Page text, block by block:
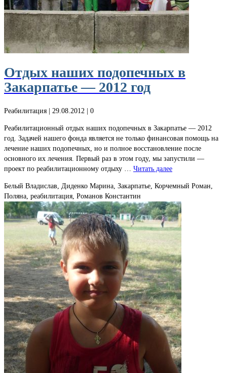
Отдых наших подопечных в
Закарпатье — 2012 год
Реабилитация | 29.08.2012 | 0
Реабилитационный отдых наших подопечных в Закарпатье — 2012
год. Задачей нашего фонда является не только финансовая помощь на
лечение наших подопечных, но и полное восстановление после
основного их лечения. Первый раз в этом году, мы запустили —
проект по реабилитационному отдыху … Читать далее
Белый Владислав, Диденко Марина, Закарпатье, Корчемный Роман,
Поляна, реабилитация, Романов Константин